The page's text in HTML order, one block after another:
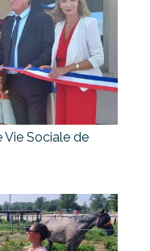
Vie Sociale de